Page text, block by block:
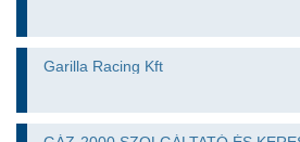
Garilla Racing Kft